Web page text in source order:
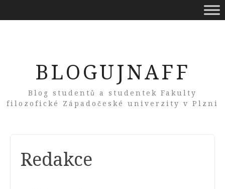
BLOGUJNAFF
Blog studentů a studentek Fakulty
filozofické Západočeské univerzity v Plzni
Redakce